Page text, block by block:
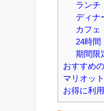
ランチ
ディナ
カフェ
24時間
期間限
おすすめ
マリオッ
お得に利